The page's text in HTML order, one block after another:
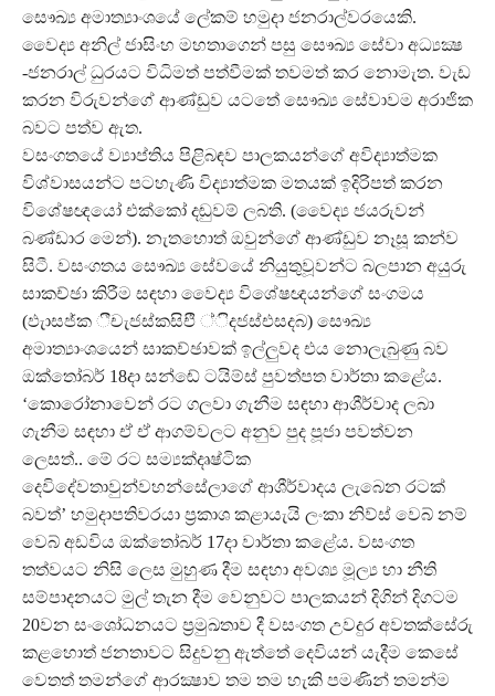
සෞඛ්‍ය අමාත්‍යාංශයේ ලේකම් හමුදා ජනරාල්වරයෙකි.
වෛද්‍ය අනිල් ජාසිංහ මහතාගෙන් පසු සෞඛ්‍ය සේවා අධ්‍යක්‍ෂ
-ජනරාල් ධුරයට විධිමත් පත්වීමක් තවමත් කර නොමැත. වැඩ
කරන විරුවන්ගේ ආණ්ඩුව යටතේ සෞඛ්‍ය සේවාවම අරාජික
බවට පත්ව ඇත.
වසංගතයේ ව්‍යාප්තිය පිළිබඳව පාලකයන්ගේ අවිද්‍යාත්මක
විශ්වාසයන්ට පටහැණි විද්‍යාත්මක මතයක් ඉදිරිපත් කරන
විශේෂඥයෝ එක්කෝ දඬුවම් ලබති. (වෛද්‍ය ජයරුවන්
බණ්ඩාර මෙන්). නැතහොත් ඔවුන්ගේ ආණ්ඩුව නෑසූ කන්ව
සිටී. වසංගතය සෞඛ්‍ය සේවයේ නියුතුවූවන්ට බලපාන අයුරු
සාකච්ඡා කිරීම සඳහා වෛද්‍ය විශේෂඥයන්ගේ සංගමය
(ඵැාසජ්ක ීචැජස්කසිඑි ්ිදජස්එසදබ) සෞඛ්‍ය
අමාත්‍යාංශයෙන් සාකච්ඡාවක් ඉල්ලුවද එය නොලැබුණු බව
ඔක්තෝබර් 18දා සන්ඬේ ටයිම්ස් පුවත්පත වාර්තා කළේය.
‘කොරෝනාවෙන් රට ගලවා ගැනීම සඳහා ආශීර්වාද ලබා
ගැනීම සඳහා ඒ ඒ ආගම්වලට අනුව පුද පූජා පවත්වන
ලෙසත්.. මේ රට සම්‍යක්දෘෂ්ටික
දෙවිදේවතාවුන්වහන්සේලාගේ ආශීර්වාදය ලැබෙන රටක්
බවත්’ හමුදාපතිවරයා ප්‍රකාශ කළායැයි ලංකා නිව්ස් වෙබ් නම්
වෙබ් අඩවිය ඔක්තෝබර් 17දා වාර්තා කළේය. වසංගත
තත්වයට නිසි ලෙස මුහුණ දීම සඳහා අවශ්‍ය මූල්‍ය හා නීති
සම්පාදනයට මුල් තැන දීම වෙනුවට පාලකයන් දිගින් දිගටම
20වන සංශෝධනයට ප්‍රමුඛතාව දී වසංගත උවදුර අවතක්සේරු
කළහොත් ජනතාවට සිදුවනු ඇත්තේ දෙවියන් යැදීම කෙසේ
වෙතත් තමන්ගේ ආරක්‍ෂාව තම තම හැකි පමණින් තමන්ම